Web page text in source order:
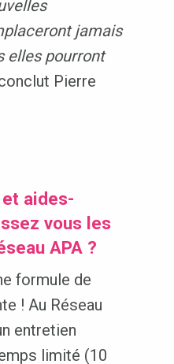
jamais
elles pourront
Pierre
aides-
vous les
APA ?
formule de
! Au Réseau
entretien
limité (10